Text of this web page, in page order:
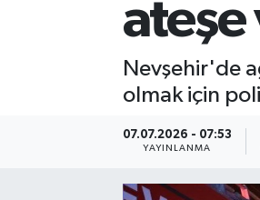
Nevşehir'de
olmak için
07.07.2026 - 07:53
YAYINLANMA